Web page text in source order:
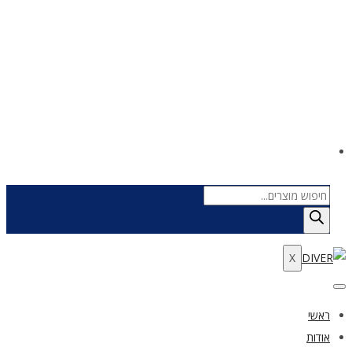
Products
search
X
ראשי
אודות